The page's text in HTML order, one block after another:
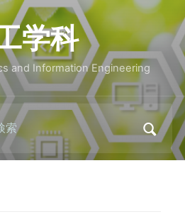
学科
and Information Engineering